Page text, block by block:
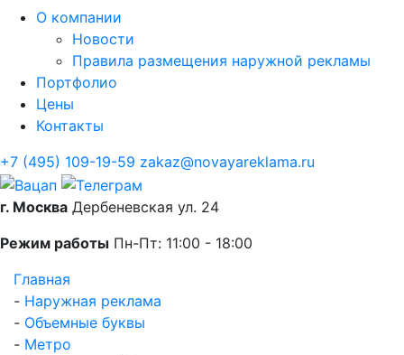
О компании
Новости
Правила размещения наружной рекламы
Портфолио
Цены
Контакты
+7 (495) 109-19-59 zakaz@novayareklama.ru
г. Москва Дербеневская ул. 24
Режим работы Пн-Пт: 11:00 - 18:00
Главная
- Наружная реклама
- Объемные буквы
- Метро